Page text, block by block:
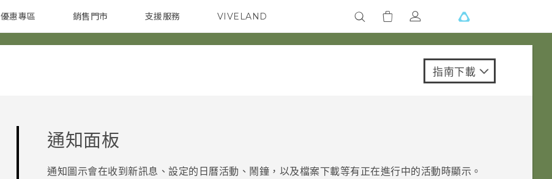
智慧型手機 配件
優惠專區
焦點訊息 校園專案 企業採購
銷售門市
銷售通路 支援服務 VIVELAND
指南下載
通知面板
通知圖示會在收到新訊息、設定的日曆活動、鬧鐘，以及檔案下載等有正在進行中的活動時顯示。